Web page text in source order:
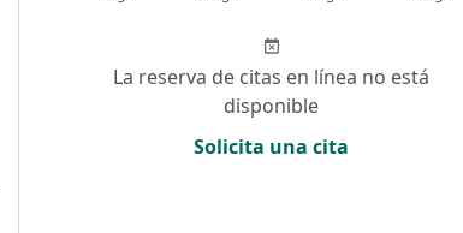
La reserva de citas en línea no está
disponible
Solicita una cita